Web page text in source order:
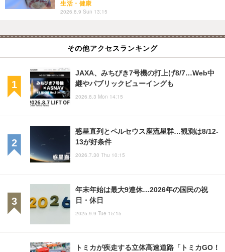
生活・健康
2026.8.9 Sun 13:15
その他アクセスランキング
JAXA、みちびき7号機の打上げ8/7…Web中
継やパブリックビューイングも
2026.8.3 Mon 14:15
惑星直列とペルセウス座流星群…観測は8/12-
13が好条件
2026.7.30 Thu 10:15
年末年始は最大9連休…2026年の国民の祝
日・休日
2025.9.9 Tue 15:15
トミカが疾走する立体高速道路「トミカGO！